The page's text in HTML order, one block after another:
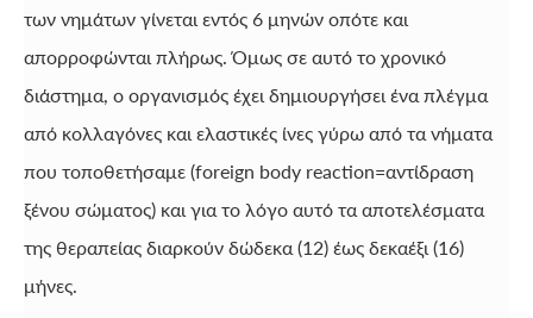
των νημάτων γίνεται εντός 6 μηνών οπότε και
απορροφώνται πλήρως. Όμως σε αυτό το χρονικό
διάστημα, ο οργανισμός έχει δημιουργήσει ένα πλέγμα
από κολλαγόνες και ελαστικές ίνες γύρω από τα νήματα
που τοποθετήσαμε (foreign body reaction=αντίδραση
ξένου σώματος) και για το λόγο αυτό τα αποτελέσματα
της θεραπείας διαρκούν δώδεκα (12) έως δεκαέξι (16)
μήνες.